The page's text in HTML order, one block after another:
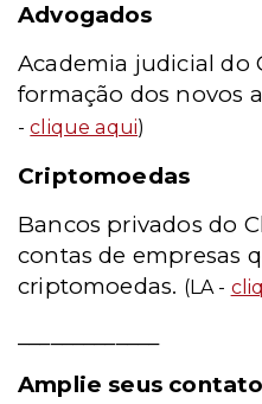
Advogados
Academia judicial do
formação dos novos
-clique aqui)
Criptomoedas
Bancos privados do
contas de empresas
criptomoedas. (LA -
Amplie seus